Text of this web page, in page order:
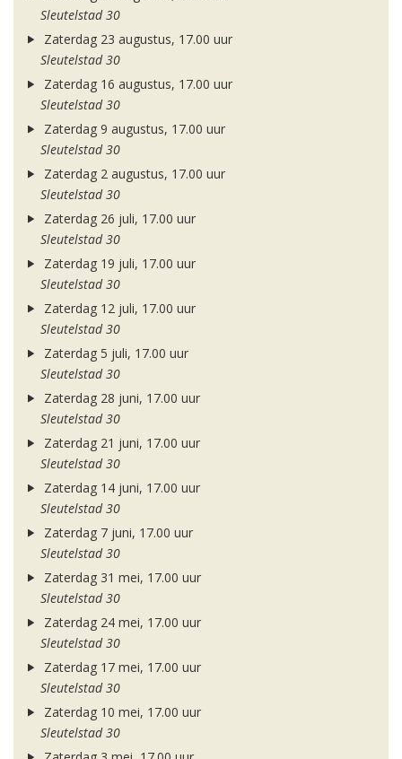
Sleutelstad 30
Zaterdag 23 augustus, 17.00 uur
Sleutelstad 30
Zaterdag 16 augustus, 17.00 uur
Sleutelstad 30
Zaterdag 9 augustus, 17.00 uur
Sleutelstad 30
Zaterdag 2 augustus, 17.00 uur
Sleutelstad 30
Zaterdag 26 juli, 17.00 uur
Sleutelstad 30
Zaterdag 19 juli, 17.00 uur
Sleutelstad 30
Zaterdag 12 juli, 17.00 uur
Sleutelstad 30
Zaterdag 5 juli, 17.00 uur
Sleutelstad 30
Zaterdag 28 juni, 17.00 uur
Sleutelstad 30
Zaterdag 21 juni, 17.00 uur
Sleutelstad 30
Zaterdag 14 juni, 17.00 uur
Sleutelstad 30
Zaterdag 7 juni, 17.00 uur
Sleutelstad 30
Zaterdag 31 mei, 17.00 uur
Sleutelstad 30
Zaterdag 24 mei, 17.00 uur
Sleutelstad 30
Zaterdag 17 mei, 17.00 uur
Sleutelstad 30
Zaterdag 10 mei, 17.00 uur
Sleutelstad 30